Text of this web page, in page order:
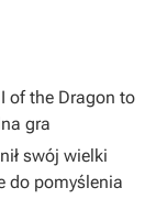
of the Dragon to
gra
swój wielki
do pomyślenia